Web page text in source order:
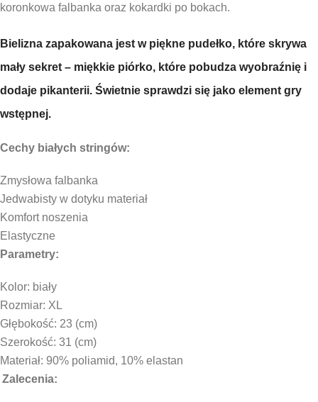
koronkowa falbanka oraz kokardki po bokach.
Bielizna zapakowana jest w piękne pudełko, które skrywa
mały sekret – miękkie piórko, które pobudza wyobraźnię i
dodaje pikanterii. Świetnie sprawdzi się jako element gry
wstępnej.
Cechy białych stringów:
Zmysłowa falbanka
Jedwabisty w dotyku materiał
Komfort noszenia
Elastyczne
Parametry:
Kolor: biały
Rozmiar: XL
Głębokość: 23 (cm)
Szerokość: 31 (cm)
Materiał: 90% poliamid, 10% elastan
Zalecenia: